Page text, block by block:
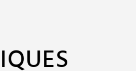
ZENFOR